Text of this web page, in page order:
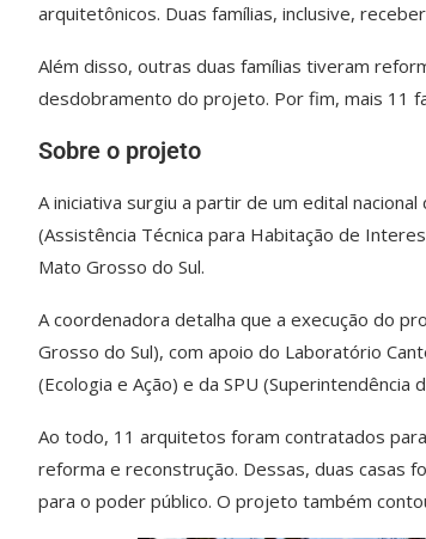
arquitetônicos. Duas famílias, inclusive,
Além disso, outras duas famílias tiveram
desdobramento do projeto. Por fim, mais 11
Sobre o projeto
A iniciativa surgiu a partir de um edital
(Assistência Técnica para Habitação de
Mato Grosso do Sul.
A coordenadora detalha que a execução do
Grosso do Sul), com apoio do Laboratório
(Ecologia e Ação) e da SPU (Superintendência
Ao todo, 11 arquitetos foram contratados
reforma e reconstrução. Dessas, duas casas
para o poder público. O projeto também